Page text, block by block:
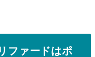
ファードはポ